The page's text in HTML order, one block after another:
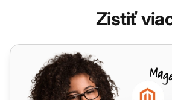
Zistiť
CM.com